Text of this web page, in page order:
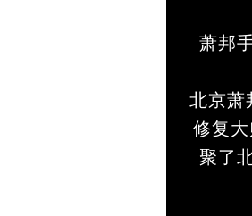
萧邦
北京萧
修复
聚了